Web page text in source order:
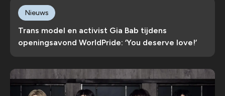
Trans model en activist Gia Bab tijdens
openingsavond WorldPride: ‘You deserve love!’
Nieuws